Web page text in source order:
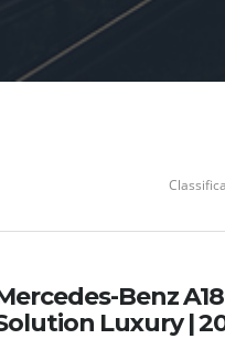
Benz
Luxury |